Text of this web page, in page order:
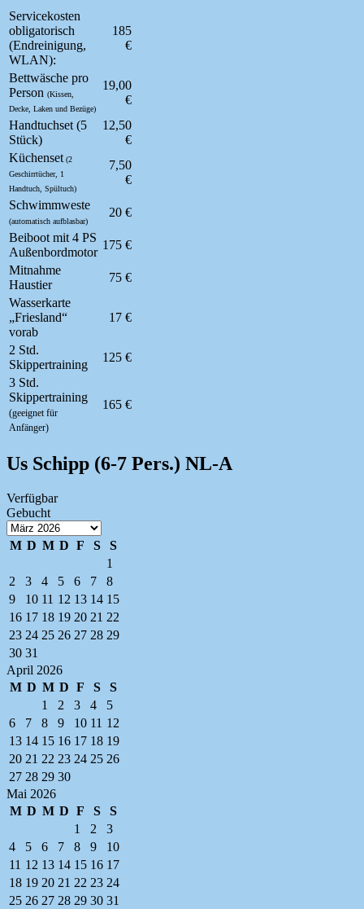
Servicekosten
obligatorisch
(Endreinigung,
WLAN):
185
€
Bettwäsche pro
Person (Kissen,
Decke, Laken und Bezüge)
19,00
€
Handtuchset (5
Stück)
12,50
€
Küchenset (2
Geschirrtücher, 1
Handtuch, Spültuch)
7,50
€
Schwimmweste
(automatisch aufblasbar)
20 €
Beiboot mit 4 PS
Außenbordmotor
175 €
Mitnahme
Haustier
75 €
Wasserkarte
„Friesland“
vorab
17 €
2 Std.
Skippertraining
125 €
3 Std.
Skippertraining
(geeignet für
Anfänger)
165 €
Us Schipp (6-7 Pers.) NL-A
Verfügbar
Gebucht
M D M D F S
S
1
2
3 4 5 6 7
8
9
10 11 12 13 14 15
16 17 18 19 20 21 22
23 24 25 26 27 28 29
30 31
April 2026
M D M D F S
S
1
2 3 4
5
6
7 8 9 10 11 12
13 14 15 16 17 18 19
20 21 22 23 24 25 26
27 28 29 30
Mai 2026
M D M D F S
S
1
2
3
4
5 6 7 8 9
10
11 12 13 14 15 16 17
18 19 20 21 22 23 24
25 26 27 28 29 30 31